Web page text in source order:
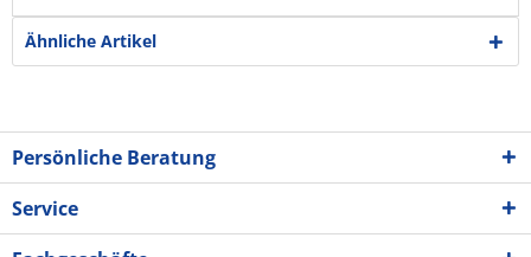
Ähnliche Artikel
Persönliche Beratung
Service